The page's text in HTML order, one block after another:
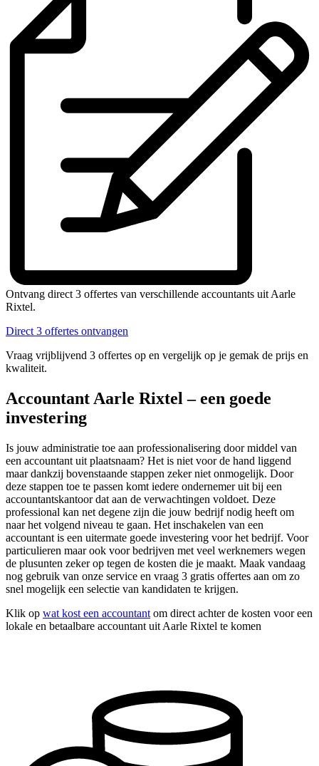
Ontvang direct 3 offertes van verschillende accountants uit Aarle
Rixtel.
Direct 3 offertes ontvangen
Vraag vrijblijvend 3 offertes op en vergelijk op je gemak de prijs en
kwaliteit.
Accountant Aarle Rixtel – een goede
investering
Is jouw administratie toe aan professionalisering door middel van
een accountant uit plaatsnaam? Het is niet voor de hand liggend
maar dankzij bovenstaande stappen zeker niet onmogelijk. Door
deze stappen toe te passen komt iedere ondernemer uit bij een
accountantskantoor dat aan de verwachtingen voldoet. Deze
professional kan net degene zijn die jouw bedrijf nodig heeft om
naar het volgend niveau te gaan. Het inschakelen van een
accountant is een uitermate goede investering voor het bedrijf. Voor
particulieren maar ook voor bedrijven met veel werknemers wegen
de plusunten zeker op tegen de kosten die je maakt. Maak vandaag
nog gebruik van onze service en vraag 3 gratis offertes aan om zo
snel mogelijk een selectie van kandidaten te krijgen.
Klik op wat kost een accountant om direct achter de kosten voor een
lokale en betaalbare accountant uit Aarle Rixtel te komen